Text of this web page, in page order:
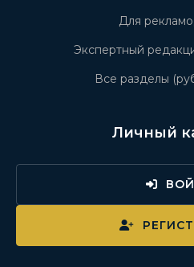
Для
Экспертный
Все разделы
Личный